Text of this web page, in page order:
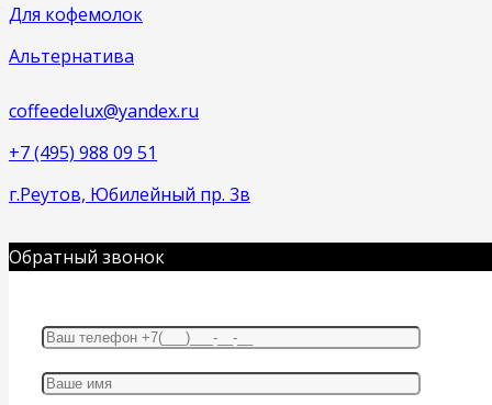
Для кофемолок
Альтернатива
coffeedelux@yandex.ru
+7 (495) 988 09 51
г.Реутов, Юбилейный пр. 3в
Обратный звонок